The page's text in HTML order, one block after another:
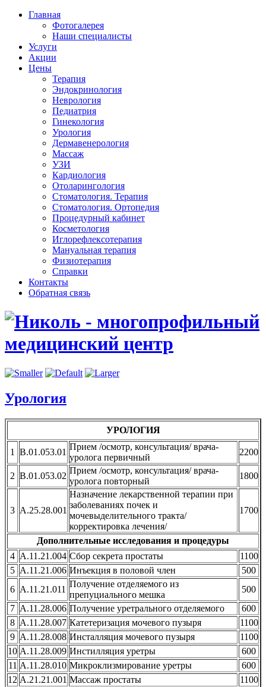
Главная
Фотогалерея
Наши специалисты
Услуги
Акции
Цены
Терапия
Эндокринология
Неврология
Педиатрия
Гинекология
Урология
Дермавенерология
Массаж
УЗИ
Кардиология
Отоларингология
Стоматология. Терапия
Стоматология. Ортопедия
Процедурный кабинет
Косметология
Иглорефлексотерапия
Мануальная терапия
Физиотерапия
Справки
Контакты
Обратная связь
Урология
УРОЛОГИЯ
1 В.01.053.01
Прием /осмотр, консультация/ врача-
уролога первичный
2200
2 В.01.053.02
Прием /осмотр, консультация/ врача-
уролога повторный
1800
3 А.25.28.001
Назначение лекарственной терапии при
заболеваниях почек и
мочевыделительного тракта/
корректировка лечения/
1700
Дополнительные исследования и процедуры
4 A.11.21.004 Сбор секрета простаты
1100
5 А.11.21.006 Инъекция в половой член
500
6 A.11.21.011
Получение отделяемого из
препуциального мешка
500
7 А.11.28.006 Получение уретрального отделяемого
600
8 А.11.28.007 Катетеризация мочевого пузыря
1100
9 А.11.28.008 Инсталляция мочевого пузыря
1100
10 А.11.28.009 Инстилляция уретры
600
11 А.11.28.010 Микроклизмирование уретры
600
12 А.21.21.001 Массаж простаты 1100